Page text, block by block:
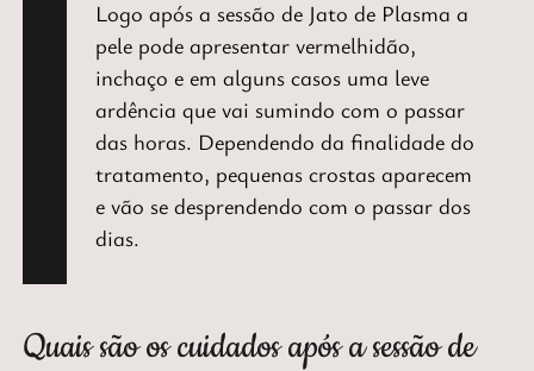
Logo após a sessão de Jato de Plasma a
pele pode apresentar vermelhidão,
inchaço e em alguns casos uma leve
ardência que vai sumindo com o passar
das horas. Dependendo da finalidade do
tratamento, pequenas crostas aparecem
e vão se desprendendo com o passar dos
dias.
Quais são os cuidados após a sessão de